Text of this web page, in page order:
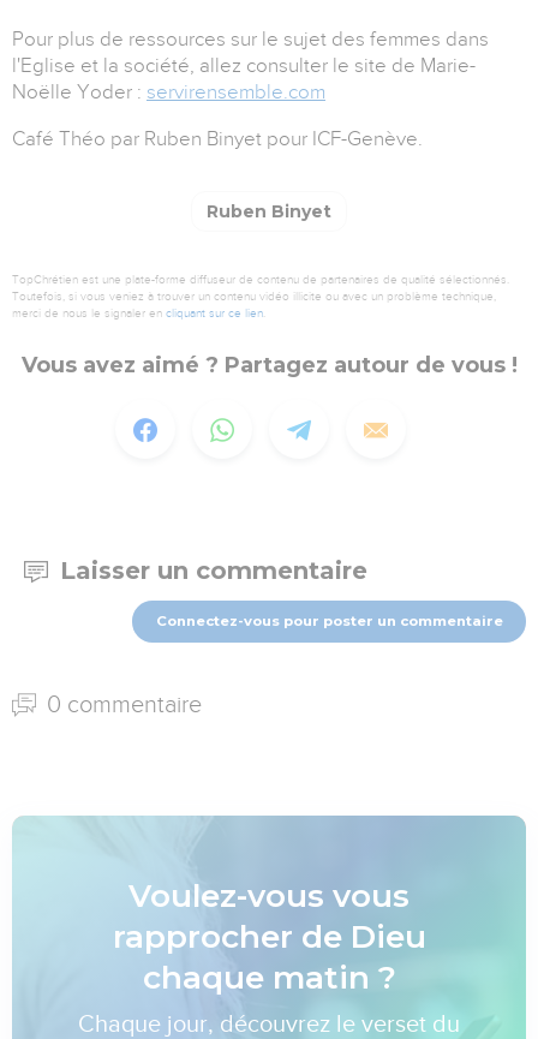
Pour plus de ressources sur le sujet des femmes dans
l'Eglise et la société, allez consulter le site de Marie-
Noëlle Yoder : servirensemble.com
Café Théo par Ruben Binyet pour ICF-Genève.
Ruben Binyet
TopChrétien est une plate-forme diffuseur de contenu de partenaires de qualité sélectionnés.
Toutefois, si vous veniez à trouver un contenu vidéo illicite ou avec un problème technique,
merci de nous le signaler en cliquant sur ce lien.
Vous avez aimé ? Partagez autour de vous !
Laisser un commentaire
Connectez-vous pour poster un commentaire
0 commentaire
Voulez-vous vous
rapprocher de Dieu
chaque matin ?
Chaque jour, découvrez le verset du